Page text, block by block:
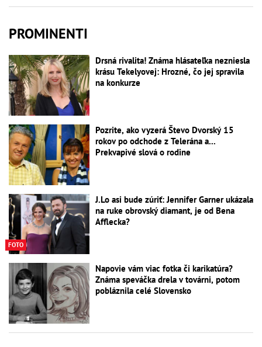
PROMINENTI
Drsná rivalita! Známa hlásateľka nezniesla
krásu Tekelyovej: Hrozné, čo jej spravila
na konkurze
Pozrite, ako vyzerá Števo Dvorský 15
rokov po odchode z Telerána a...
Prekvapivé slová o rodine
FOTO
J.Lo asi bude zúriť: Jennifer Garner ukázala
na ruke obrovský diamant, je od Bena
Afflecka?
Napovie vám viac fotka či karikatúra?
Známa speváčka drela v továrni, potom
pobláznila celé Slovensko